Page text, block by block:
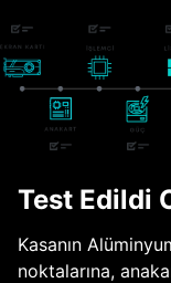
Test Edildi
Kasanın
noktalarına,